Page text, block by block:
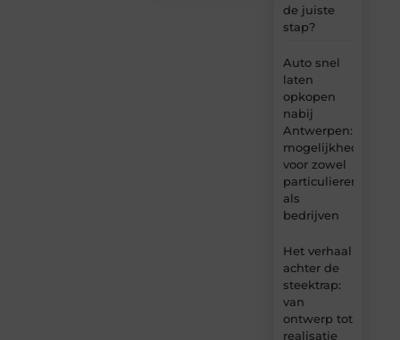
de juiste
stap?
Auto snel
laten
opkopen
nabij
Antwerpen:
mogelijkheden
voor zowel
particulieren
als
bedrijven
Het verhaal
achter de
steektrap:
van
ontwerp tot
realisatie